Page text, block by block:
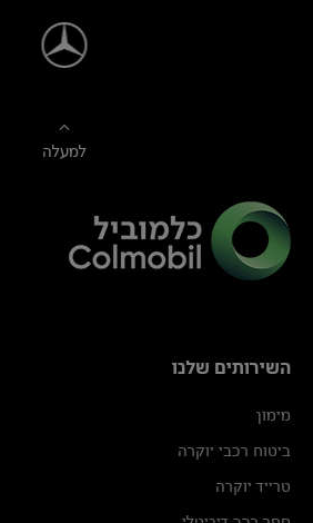
למעלה
השירותים שלנו
מימון
ביטוח רכבי יוקרה
טרייד יוקרה